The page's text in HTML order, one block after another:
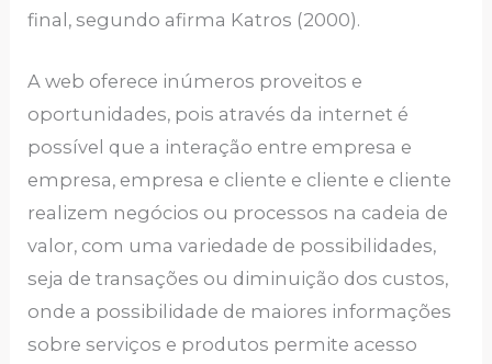
final, segundo afirma Katros (2000).
A web oferece inúmeros proveitos e
oportunidades, pois através da internet é
possível que a interação entre empresa e
empresa, empresa e cliente e cliente e cliente
realizem negócios ou processos na cadeia de
valor, com uma variedade de possibilidades,
seja de transações ou diminuição dos custos,
onde a possibilidade de maiores informações
sobre serviços e produtos permite acesso